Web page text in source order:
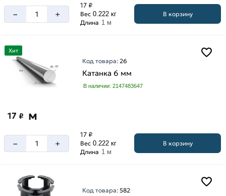
– +
17 ₽
Вес 0.222 кг
Длина 1 м
В корзину
Хит
Код товара: 26
Катанка 6 мм
В наличии: 2147483647
17 ₽ м
– +
17 ₽
Вес 0.222 кг
Длина 1 м
В корзину
Код товара:582